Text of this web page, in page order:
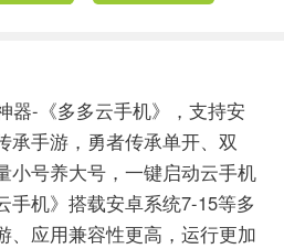
器-《多多云手机》，支持安
承手游，勇者传承单开、双
小号养大号，一键启动云手机
手机》搭载安卓系统7-15等多
、应用兼容性更高，运行更加